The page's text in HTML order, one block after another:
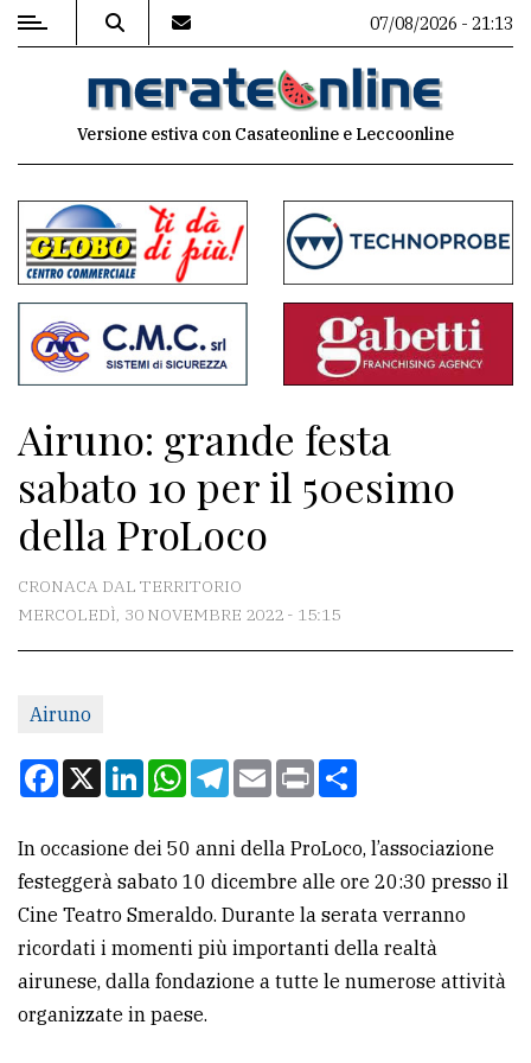
MENU
commenti
Contenuti
del
sito
Associazioni
Meteo
CONTATTI
Scrivici
Per
la
pubblicità
CERCA
Cerca
per
07/08/2026 - 21:13
Versione estiva con Casateonline e Leccoonline
Airuno: grande festa
sabato 10 per il 50esimo
della ProLoco
CRONACA DAL TERRITORIO
MERCOLEDÌ, 30 NOVEMBRE 2022 - 15:15
Airuno
Facebook
X LinkedInWhatsApp
Telegram
EmailPrint
In occasione dei 50 anni della ProLoco, l’associazione
festeggerà sabato 10 dicembre alle ore 20:30 presso il
Cine Teatro Smeraldo. Durante la serata verranno
ricordati i momenti più importanti della realtà
airunese, dalla fondazione a tutte le numerose attività
organizzate in paese.